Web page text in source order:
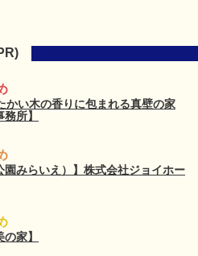
かい木の香りに包まれる真壁の家
所】
園みらいえ）】株式会社ジョイホー
家】